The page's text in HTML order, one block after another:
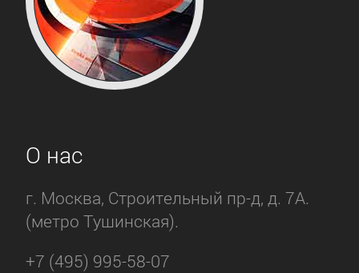
О нас
г. Москва, Строительный пр-д, д. 7А.
(метро Тушинская).
+7 (495) 995-58-07